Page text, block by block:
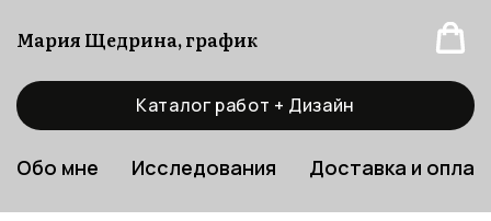
Мария Щедрина, график
Каталог работ + Дизайн
Обо мне Исследования Доставка и